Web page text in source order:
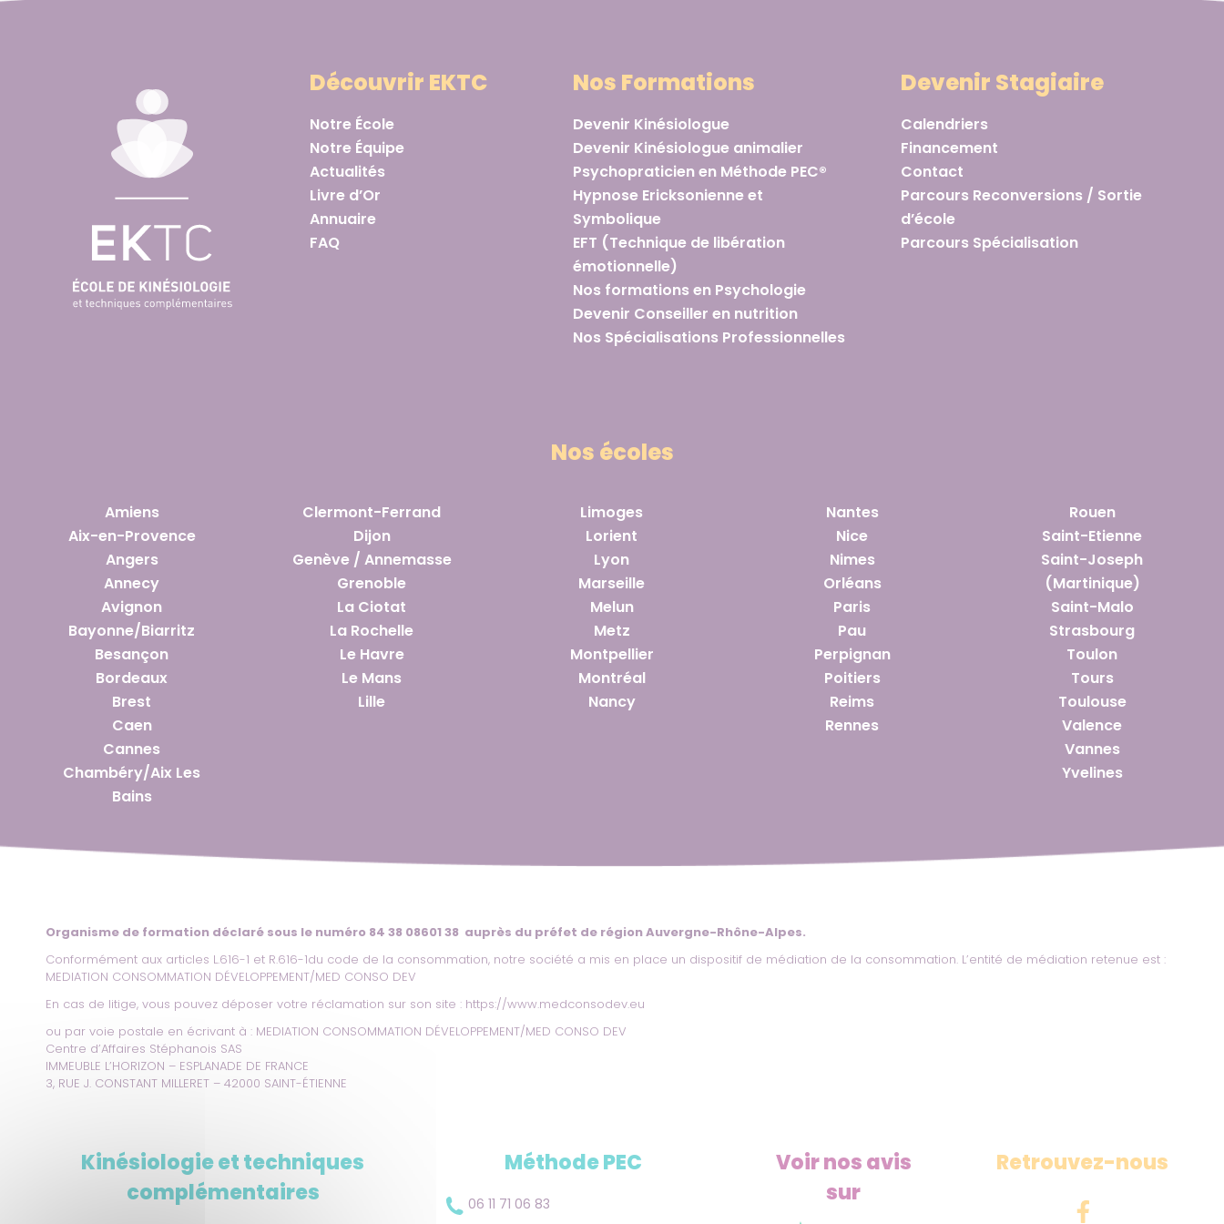
Découvrir EKTC
Notre École
Notre Équipe
Actualités
Livre d’Or
Annuaire
FAQ
Nos Formations
Devenir Kinésiologue
Devenir Kinésiologue animalier
Psychopraticien en Méthode PEC®
Hypnose Ericksonienne et
Symbolique
EFT (Technique de libération
émotionnelle)
Nos formations en Psychologie
Devenir Conseiller en nutrition
Nos Spécialisations Professionnelles
Devenir Stagiaire
Calendriers
Financement
Contact
Parcours Reconversions / Sortie
d’école
Parcours Spécialisation
Nos écoles
Amiens
Aix-en-Provence
Angers
Annecy
Avignon
Bayonne/Biarritz
Besançon
Bordeaux
Brest
Caen
Cannes
Chambéry/Aix Les
Bains
Clermont-Ferrand
Dijon
Genève / Annemasse
Grenoble
La Ciotat
La Rochelle
Le Havre
Le Mans
Lille
Limoges
Lorient
Lyon
Marseille
Melun
Metz
Montpellier
Montréal
Nancy
Nantes
Nice
Nimes
Orléans
Paris
Pau
Perpignan
Poitiers
Reims
Rennes
Rouen
Saint-Etienne
Saint-Joseph
(Martinique)
Saint-Malo
Strasbourg
Toulon
Tours
Toulouse
Valence
Vannes
Yvelines
Organisme de formation déclaré sous le numéro 84 38 08601 38 auprès du préfet de région Auvergne-Rhône-Alpes.
Conformément aux articles L.616-1 et R.616-1du code de la consommation, notre société a mis en place un dispositif de médiation de la consommation. L’entité de médiation retenue est :
MEDIATION CONSOMMATION DÉVELOPPEMENT/MED CONSO DEV
En cas de litige, vous pouvez déposer votre réclamation sur son site : https://www.medconsodev.eu
ou par voie postale en écrivant à : MEDIATION CONSOMMATION DÉVELOPPEMENT/MED CONSO DEV
Centre d’Affaires Stéphanois SAS
IMMEUBLE L’HORIZON – ESPLANADE DE FRANCE
3, RUE J. CONSTANT MILLERET – 42000 SAINT-ÉTIENNE
Kinésiologie et techniques
complémentaires
Méthode PEC
06 11 71 06 83
Voir nos avis
sur
Retrouvez-nous